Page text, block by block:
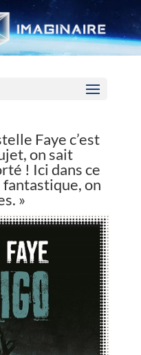
Faye c’est
on sait
! Ici dans ce
on
»